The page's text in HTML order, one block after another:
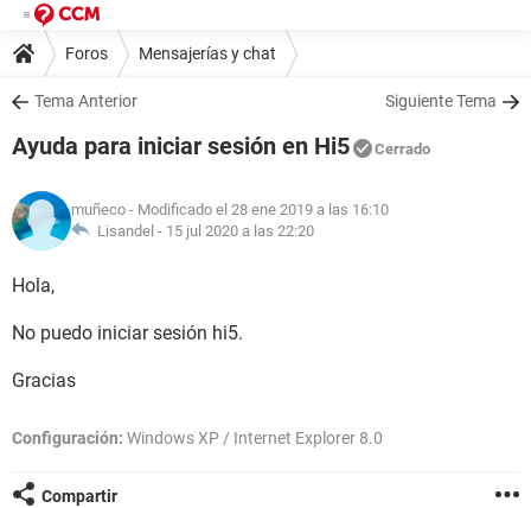
Foros Mensajerías y chat
Tema Anterior Siguiente Tema
Ayuda para iniciar sesión en Hi5 Cerrado
muñeco - Modificado el 28 ene 2019 a las 16:10
Lisandel - 15 jul 2020 a las 22:20
Hola,
No puedo iniciar sesión hi5.
Gracias
Configuración: Windows XP / Internet Explorer 8.0
Compartir